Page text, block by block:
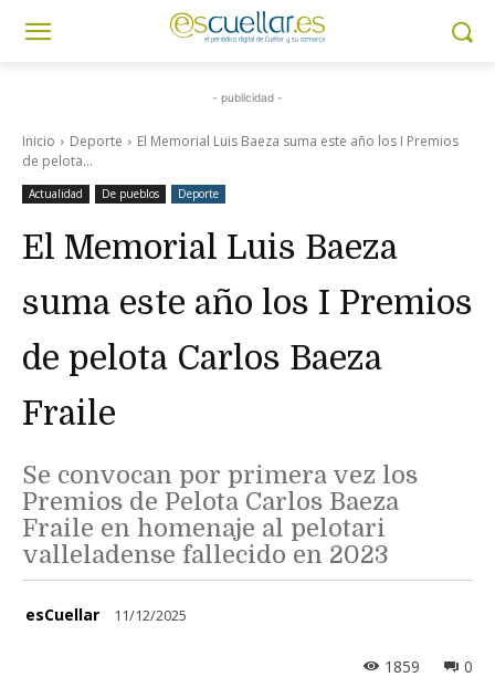
- publicidad -
Inicio Deporte
El Memorial Luis Baeza suma este año los I Premios
de pelota...
Actualidad De pueblos Deporte
El Memorial Luis Baeza
suma este año los I Premios
de pelota Carlos Baeza
Fraile
Se convocan por primera vez los
Premios de Pelota Carlos Baeza
Fraile en homenaje al pelotari
valleladense fallecido en 2023
esCuellar 11/12/2025
0
1859